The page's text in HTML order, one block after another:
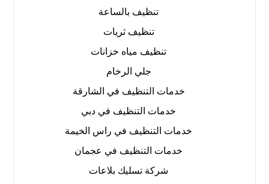
تنظيف بالساعة
تنظيف ثريات
تنظيف مياه خزانات
جلي الرخام
خدمات التنظيف في الشارقة
خدمات التنظيف في دبي
خدمات التنظيف في راس الخيمة
خدمات التنظيف في عجمان
شركة تسليك بلاعات